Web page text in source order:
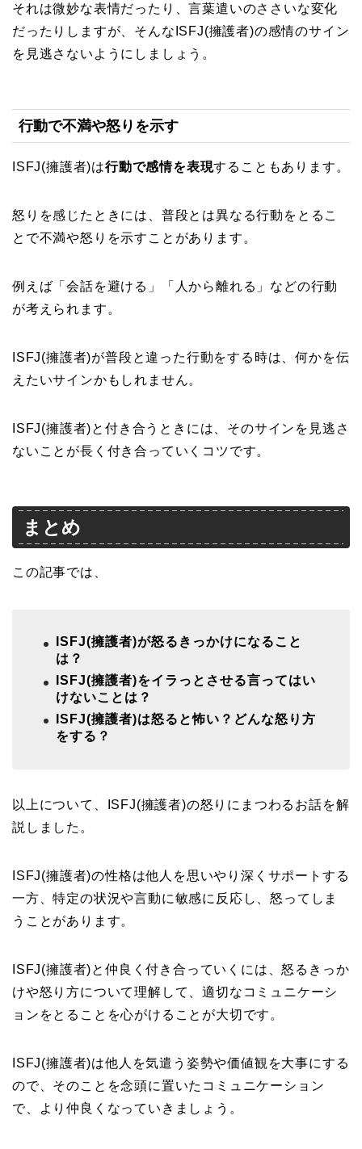
それは微妙な表情だったり、言葉遣いのささいな変化
だったりしますが、そんなISFJ(擁護者)の感情のサイン
を見逃さないようにしましょう。
行動で不満や怒りを示す
ISFJ(擁護者)は行動で感情を表現することもあります。
怒りを感じたときには、普段とは異なる行動をとるこ
とで不満や怒りを示すことがあります。
例えば「会話を避ける」「人から離れる」などの行動
が考えられます。
ISFJ(擁護者)が普段と違った行動をする時は、何かを伝
えたいサインかもしれません。
ISFJ(擁護者)と付き合うときには、そのサインを見逃さ
ないことが長く付き合っていくコツです。
まとめ
この記事では、
ISFJ(擁護者)が怒るきっかけになること
は？
ISFJ(擁護者)をイラっとさせる言ってはい
けないことは？
ISFJ(擁護者)は怒ると怖い？どんな怒り方
をする？
以上について、ISFJ(擁護者)の怒りにまつわるお話を解
説しました。
ISFJ(擁護者)の性格は他人を思いやり深くサポートする
一方、特定の状況や言動に敏感に反応し、怒ってしま
うことがあります。
ISFJ(擁護者)と仲良く付き合っていくには、怒るきっか
けや怒り方について理解して、適切なコミュニケーシ
ョンをとることを心がけることが大切です。
ISFJ(擁護者)は他人を気遣う姿勢や価値観を大事にする
ので、そのことを念頭に置いたコミュニケーション
で、より仲良くなっていきましょう。